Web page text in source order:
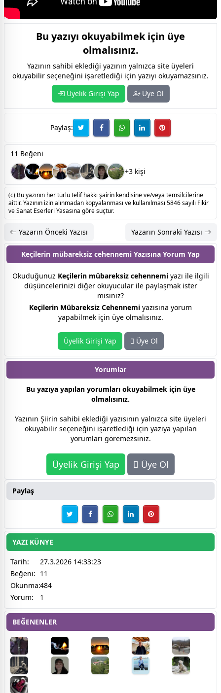
Bu yazıyı okuyabilmek için üye
olmalısınız.
Yazının sahibi eklediği yazının yalnızca site üyeleri
okuyabilir seçeneğini işaretlediği için yazıyı okuyamazsınız.
Üyelik Girişi Yap
Üye Ol
Paylaş:
11 Beğeni
+3 kişi
(c) Bu yazının her türlü telif hakkı şairin kendisine ve/veya temsilcilerine
aittir. Yazının izin alınmadan kopyalanması ve kullanılması 5846 sayılı Fikir
ve Sanat Eserleri Yasasına göre suçtur.
Yazarın Önceki Yazısı Yazarın Sonraki Yazısı
Keçilerin mübareksiz cehennemi Yazısına Yorum Yap
Okuduğunuz Keçilerin mübareksiz cehennemiyazı ile ilgili
düşüncelerinizi diğer okuyucular ile paylaşmak ister
misiniz?
Keçilerin Mübareksiz Cehennemi yazısına yorum
yapabilmek için üye olmalısınız.
Üyelik Girişi Yap Üye Ol
Yorumlar
Bu yazıya yapılan yorumları okuyabilmek için üye
olmalısınız.
Yazının Şiirin sahibi eklediği yazısının yalnızca site üyeleri
okuyabilir seçeneğini işaretlediği için yazıya yapılan
yorumları göremezsiniz.
Üyelik Girişi Yap Üye Ol
Paylaş
YAZI KÜNYE
Tarih:
27.3.2026 14:33:23
Beğeni: 11
Okunma:484
Yorum:
1
BEĞENENLER